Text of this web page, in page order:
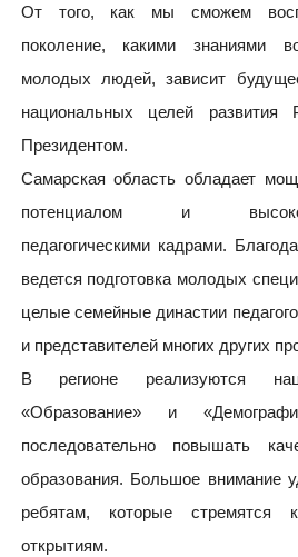
От того, как мы сможем
поколение, какими знаниями
молодых людей, зависит
национальных целей развития
Президентом.
Самарская область обладает
потенциалом и
педагогическими кадрами.
ведется подготовка молодых
целые семейные династии
и представителей многих других
В регионе реализуются
«Образование» и
последовательно повышать
образования. Большое внимание
ребятам, которые
открытиям.